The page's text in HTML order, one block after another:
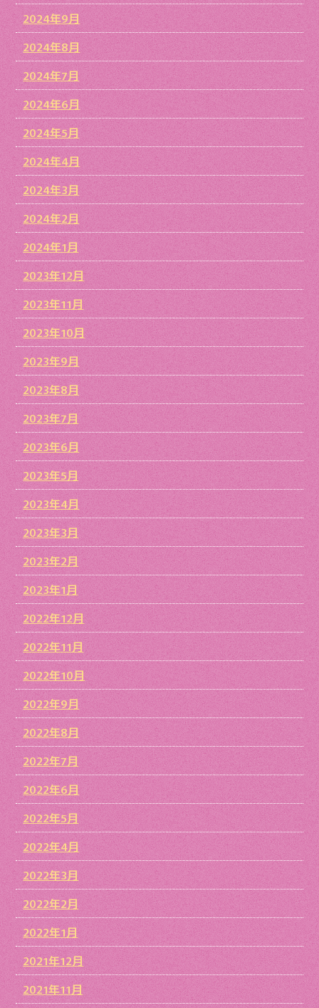
2024年9月
2024年8月
2024年7月
2024年6月
2024年5月
2024年4月
2024年3月
2024年2月
2024年1月
2023年12月
2023年11月
2023年10月
2023年9月
2023年8月
2023年7月
2023年6月
2023年5月
2023年4月
2023年3月
2023年2月
2023年1月
2022年12月
2022年11月
2022年10月
2022年9月
2022年8月
2022年7月
2022年6月
2022年5月
2022年4月
2022年3月
2022年2月
2022年1月
2021年12月
2021年11月